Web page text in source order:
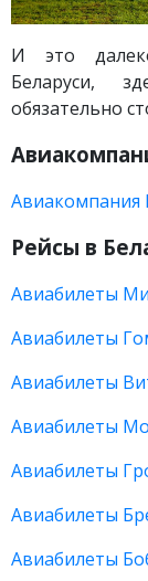
И это
Беларуси,
обязательно
Авиакомпания
Рейсы в
Авиабилеты
Авиабилеты
Авиабилеты
Авиабилеты
Авиабилеты
Авиабилеты
Авиабилеты